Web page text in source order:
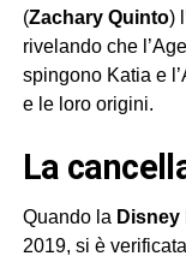
(Zachary Quinto)
rivelando che
spingono Katia e
e le loro origini.
la
Quando la Disney
2019, si è